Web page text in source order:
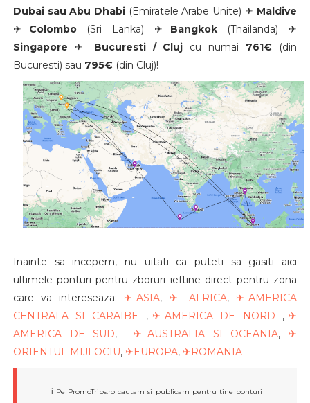
Dubai sau Abu Dhabi (Emiratele Arabe Unite) ✈ Maldive
✈ Colombo (Sri Lanka) ✈ Bangkok (Thailanda) ✈
Singapore ✈ Bucuresti / Cluj cu numai 761€
(din
Bucuresti) sau 795€ (din Cluj)!
Inainte sa incepem, nu uitati ca puteti sa gasiti aici
ultimele ponturi pentru zboruri ieftine direct pentru zona
care va intereseaza: ✈ASIA, ✈ AFRICA, ✈AMERICA
CENTRALA SI CARAIBE ,✈AMERICA DE NORD ,✈
AMERICA DE SUD, ✈AUSTRALIA SI OCEANIA, ✈
ORIENTUL MIJLOCIU, ✈EUROPA, ✈ROMANIA
ℹ️ Pe PromoTrips.ro cautam si publicam pentru tine ponturi